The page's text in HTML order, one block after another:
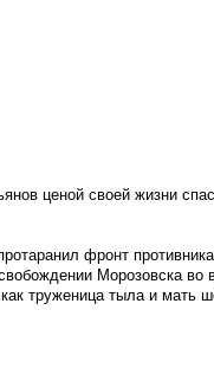
ценой своей жизни
фронт
Морозовска
труженица тыла и мать